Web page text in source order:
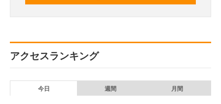
アクセスランキング
今日 週間 月間